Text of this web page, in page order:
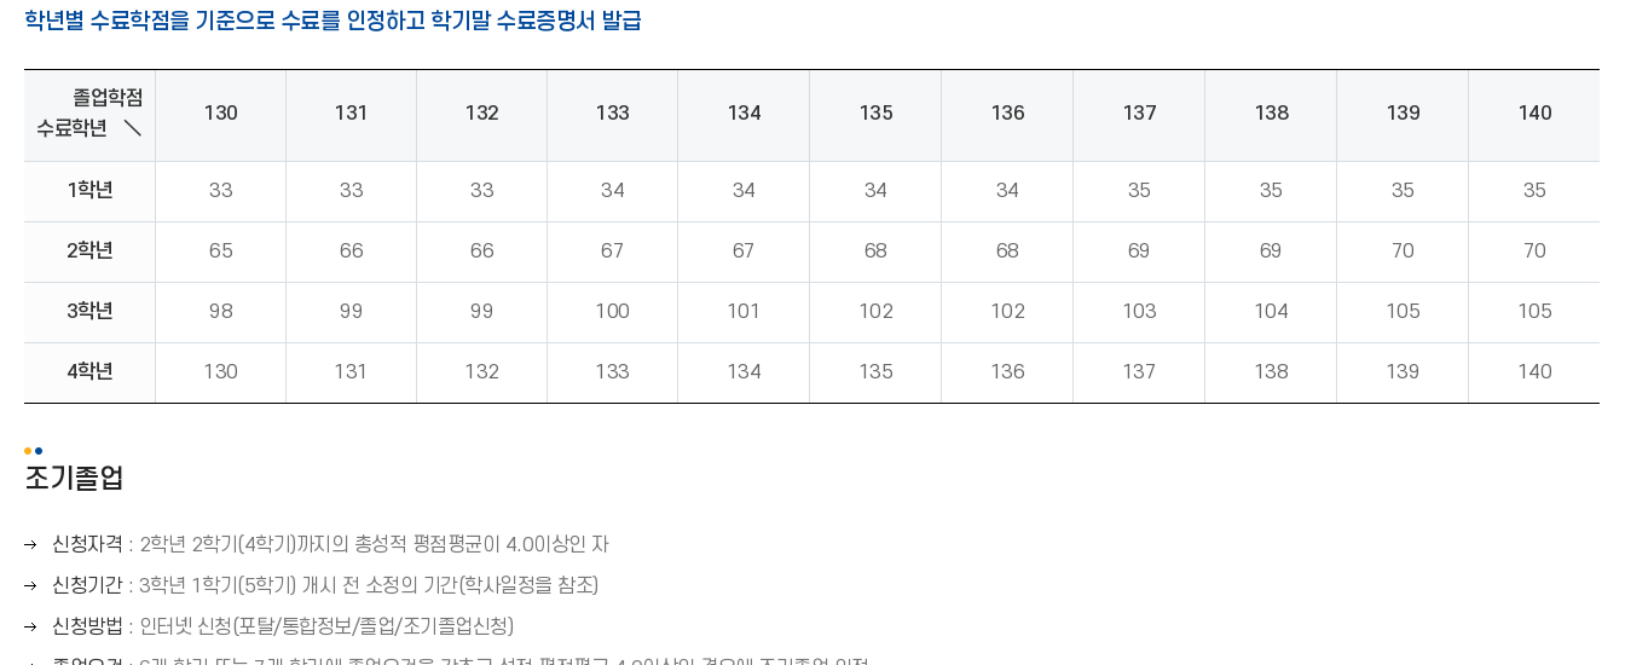
→
표
→
학년별 수료학점을 기준으로 수료를 인정하고 학기말 수료증명서 발급
졸업학점
수료학년 ＼
130 131 132 133 134 135 136 137 138 139 140
1학년 33 33 33 34 34 34 34 35 35 35 35
2학년 65 66 66 67 67 68 68 69 69 70 70
3학년 98 99 99 100 101 102 102 103 104 105 105
4학년 130 131 132 133 134 135 136 137 138 139 140
조기졸업
오
른
화
살
신청자격 : 2학년 2학기(4학기)까지의 총성적 평점평균이 4.0이상인 자
오
른
신청기간: 3학년 1학기(5학기) 개시 전 소정의 기간(학사일정을 참조)
오
른
신청방법 : 인터넷 신청(포탈/통합정보/졸업/조기졸업신청)